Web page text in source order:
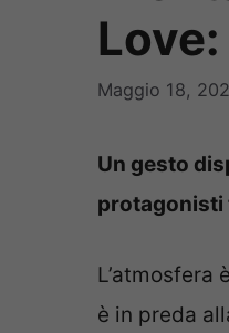
Maggio 18,
Un gesto
protagonisti
è in preda